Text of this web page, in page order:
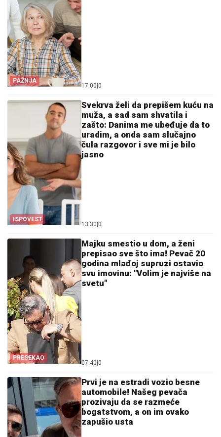
PAŽNJA
17:00|0
ISPOVEST
Svekrva želi da prepišem kuću na
muža, a sad sam shvatila i
zašto: Danima me ubeđuje da to
uradim, a onda sam slučajno
čula razgovor i sve mi je bilo
jasno
13:30|0
PRESEKAO
Majku smestio u dom, a ženi
prepisao sve što ima! Pevač 20
godina mlađoj supruzi ostavio
svu imovinu: "Volim je najviše na
svetu"
07:40|0
Prvi je na estradi vozio besne
automobile! Našeg pevača
prozivaju da se razmeće
bogatstvom, a on im ovako
zapušio usta